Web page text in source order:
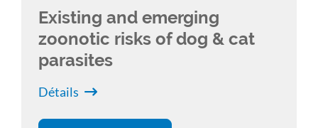
Existing and emerging
zoonotic risks of dog & cat
parasites
Détails